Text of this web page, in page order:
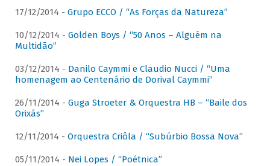
17/12/2014 - Grupo ECCO / “As Forças da Natureza”
10/12/2014 - Golden Boys / “50 Anos – Alguém na
Multidão”
03/12/2014 - Danilo Caymmi e Claudio Nucci / “Uma
homenagem ao Centenário de Dorival Caymmi”
26/11/2014 - Guga Stroeter & Orquestra HB – “Baile dos
Orixás”
12/11/2014 - Orquestra Criôla / “Subúrbio Bossa Nova”
05/11/2014 - Nei Lopes / “Poétnica”